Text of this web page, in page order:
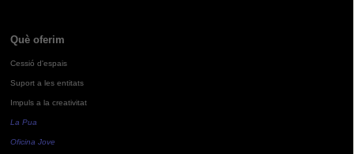
Què oferim
Cessió d'espais
Suport a les entitats
Impuls a la creativitat
La Pua
Oficina Jove